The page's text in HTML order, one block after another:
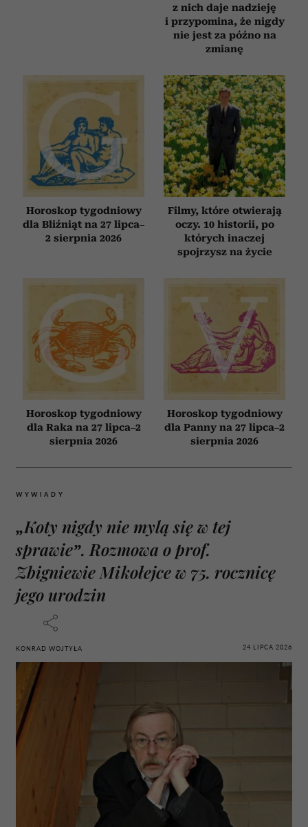
społecznościowym, reklamowym i analitycznym.
Partnerzy mogą połączyć te informacje z innymi danymi
otrzymanymi od Ciebie lub uzyskanymi podczas
z nich daje nadzieję
i przypomina, że nigdy
nie jest za późno na
zmianę
Horoskop tygodniowy
dla Bliźniąt na 27 lipca–
2 sierpnia 2026
Filmy, które otwierają
oczy. 10 historii, po
których inaczej
spojrzysz na życie
Horoskop tygodniowy
dla Raka na 27 lipca–2
sierpnia 2026
Horoskop tygodniowy
dla Panny na 27 lipca–2
sierpnia 2026
WYWIADY
„Koty nigdy nie mylą się w tej
sprawie”. Rozmowa o prof.
Zbigniewie Mikołejce w 75. rocznicę
jego urodzin
KONRAD WOJTYŁA 24 LIPCA 2026